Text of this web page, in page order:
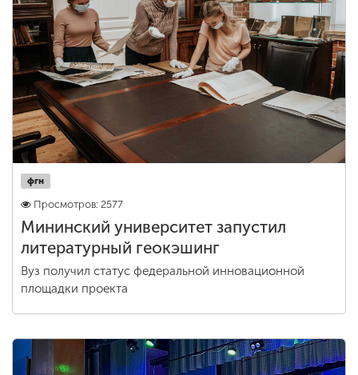
фгн
Просмотров: 2577
Мининский университет запустил
литературный геокэшинг
Вуз получил статус федеральной инновационной
площадки проекта